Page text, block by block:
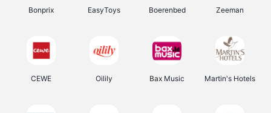
Bonprix EasyToys Boerenbed Zeeman
CEWE Oilily Bax Music Martin's Hotels